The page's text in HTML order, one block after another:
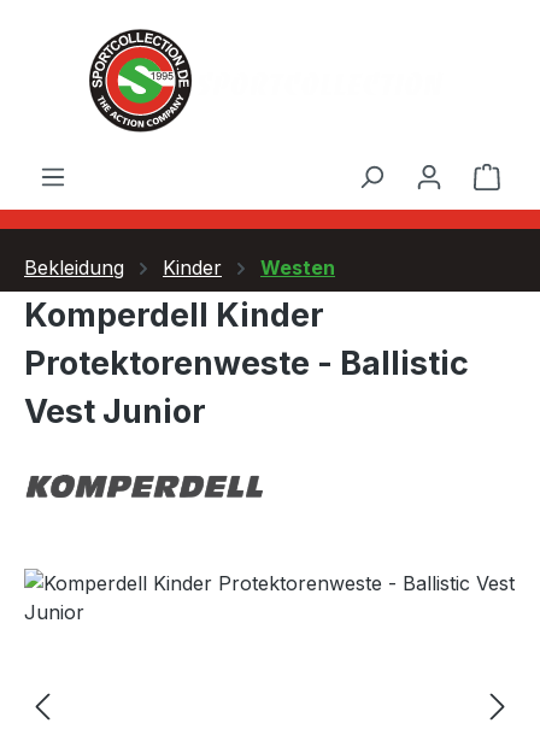
Zum Hauptinhalt springen
Bekleidung Kinder Westen
Komperdell Kinder
Protektorenweste - Ballistic
Vest Junior
Bildergalerie überspringen